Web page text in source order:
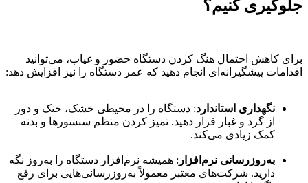
جلوگیری کنیم؟
برای کاهش احتمال هنگ کردن دستگاه حضور و غیاب، می‌توانید
اقدامات پیشگیرانه‌ای انجام دهید که عمر دستگاه را نیز افزایش دهد:
نگهداری استاندارد: دستگاه را در محیطی خشک، خنک و دور
از گرد و غبار قرار دهید. تمیز کردن منظم سنسورها و بدنه
کمک زیادی می‌کند.
به‌روزرسانی نرم‌افزار : همیشه نرم‌افزار دستگاه را به‌روز نگه
دارید. شرکت‌های معتبر معمولاً به‌روزرسانی‌هایی برای رفع